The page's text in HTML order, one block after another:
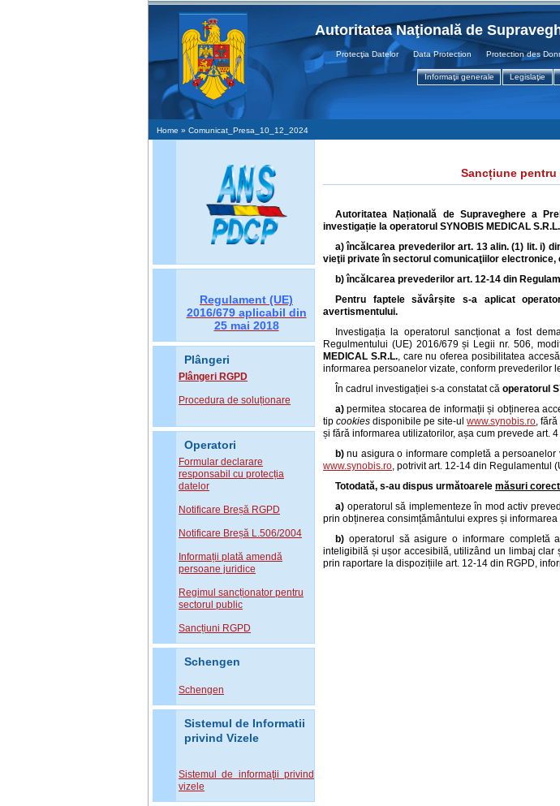
Autoritatea Naţională de
Protecţia Datelor Data Protection Protection des Donnees
Informaţii generale Legislaţie
Home » Comunicat_Presa_10_12_2024
Regulament (UE)
2016/679 aplicabil din
25 mai 2018
Plângeri
Plângeri RGPD
Procedura de soluționare
Operatori
Formular declarare
responsabil cu protecția
datelor
Notificare Breșă RGPD
Notificare Breșă L.506/2004
Informații plată amendă
persoane juridice
Regimul sancționator pentru
sectorul public
Sancțiuni RGPD
Schengen
Schengen
Sistemul de Informatii
privind Vizele
Sistemul de informaţii privind
vizele
Sancțiune pentru
Autoritatea Națională de Supraveghere a
investigație la operatorul SYNOBIS MEDICAL S.R.L.
a) încălcarea prevederilorart. 13 alin. (1) lit. i)
vieţii private în sectorul comunicaţiilor
b) încălcarea prevederilor art. 12-14 din
Pentru faptele săvârșite s-a aplicat
avertismentului.
Investigația la operatorul sancționat a fost
Regulmentului (UE) 2016/679 și Legii nr. 506,
MEDICAL S.R.L., care nu oferea posibilitatea
informarea persoanelor vizate, conform prevederilor
În cadrul investigației s-a constatat că operatorul
a) permitea stocarea de informații și obținerea
tipcookies disponibile pe site-ulwww.synobis.ro,
și fără informarea utilizatorilor, așa cum prevede art.
b)nu asigura o informare completă a
www.synobis.ro, potrivit art. 12-14 din Regulamentul
Totodată, s-au dispus următoarele măsuri
a) operatorul să implementeze în mod activ
prin obținerea consimțământului expres și
b) operatorul să asigure o informare completă
inteligibilă și ușor accesibilă, utilizând un limbaj clar
prin raportare la dispozițiile art. 12-14 din RGPD,